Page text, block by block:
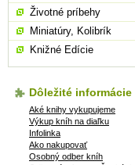
Životné príbehy
Miniatúry, Kolibrík
Knižné Edície
Dôležité informácie
Aké knihy vykupujeme
Výkup kníh na diaľku
Infolinka
Ako nakupovať
Osobný odber kníh